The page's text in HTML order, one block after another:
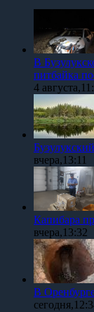
В
питбайка
4
вчера,13:11
Капибара
вчера,13:32
В